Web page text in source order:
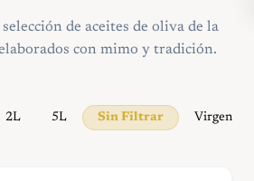
de aceites de oliva de la
con mimo y tradición.
2L 5L Sin Filtrar Virgen